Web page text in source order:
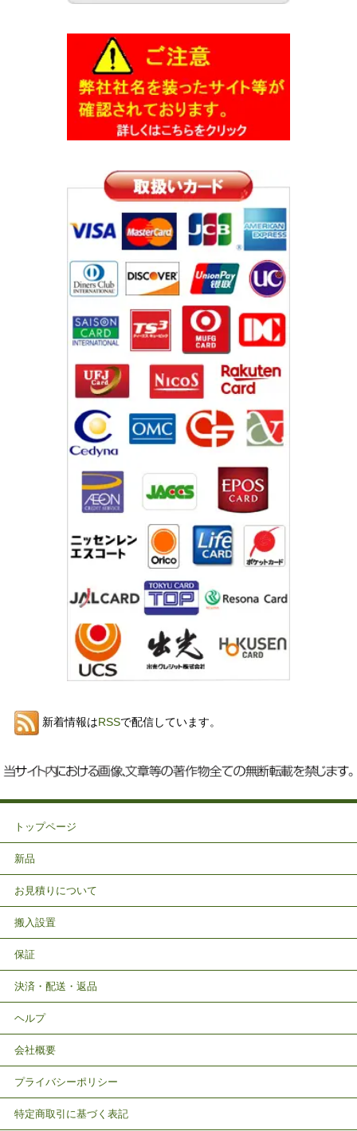
新着情報はRSSで配信しています。
トップページ
新品
お見積りについて
搬入設置
保証
決済・配送・返品
ヘルプ
会社概要
プライバシーポリシー
特定商取引に基づく表記